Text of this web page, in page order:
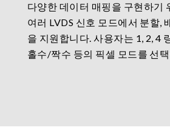
다양한 데이터 매핑을 구현하기
여러 LVDS 신호 모드에서 분할,
을 지원합니다. 사용자는 1, 2, 4
홀수/짝수 등의 픽셀 모드를 선